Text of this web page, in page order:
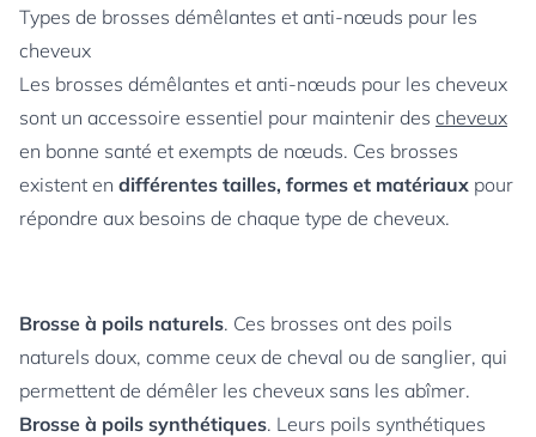
Types de brosses démêlantes et anti-nœuds pour les
cheveux
Les brosses démêlantes et anti-nœuds pour les cheveux
sont un accessoire essentiel pour maintenir des cheveux
en bonne santé et exempts de nœuds. Ces brosses
existent en différentes tailles, formes et matériaux pour
répondre aux besoins de chaque type de cheveux.
Brosse à poils naturels. Ces brosses ont des poils
naturels doux, comme ceux de cheval ou de sanglier, qui
permettent de démêler les cheveux sans les abîmer.
Brosse à poils synthétiques. Leurs poils synthétiques